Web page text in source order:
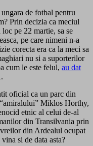
de fotbal pentru
Prin decizia ca meciul
pe 22 martie, sa se
pe care nimeni n-a
corecta era ca la meci sa
nu si a suporterilor
cum le este felul, au dat
oficial ca un parc din
Miklos Horthy,
etnic al celui de-al
din Transilvania prin
din Ardealul ocupat
si de data asta?